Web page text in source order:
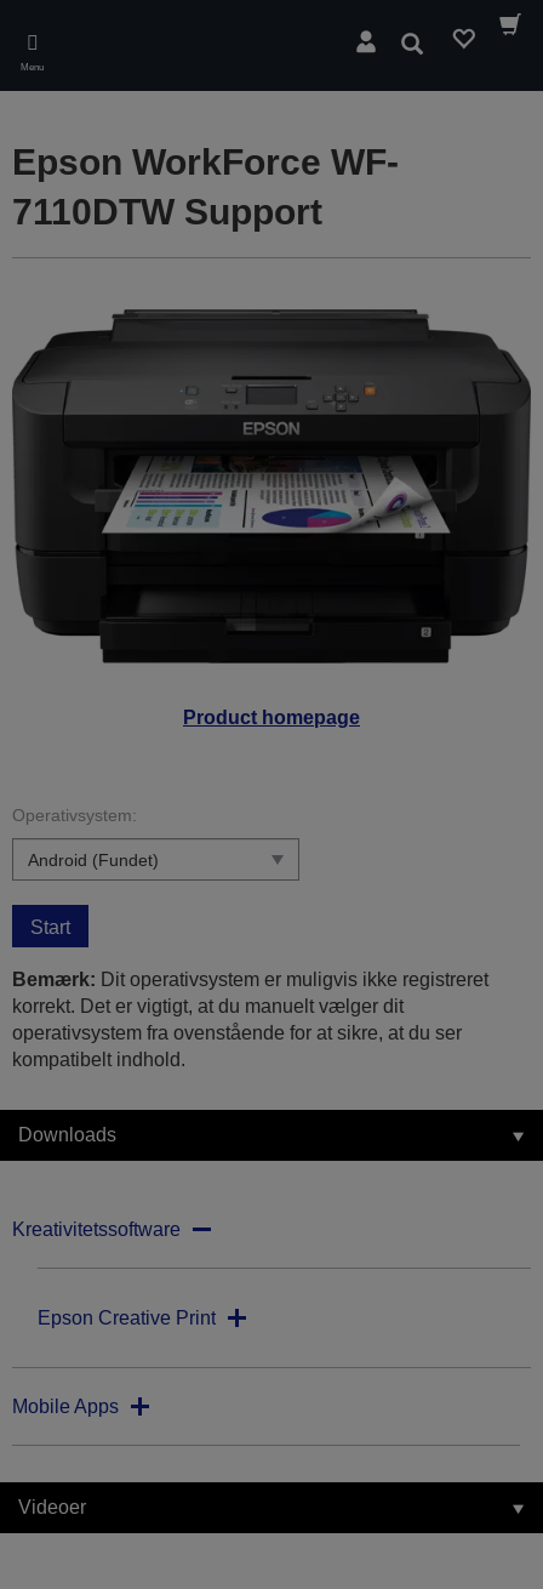
main
content
Menu
Søg
Product homepage
Epson WorkForce WF-
7110DTW Support
Operativsystem:
Start
Bemærk: Dit operativsystem er muligvis ikke registreret
korrekt. Det er vigtigt, at du manuelt vælger dit
operativsystem fra ovenstående for at sikre, at du ser
kompatibelt indhold.
Downloads
Kreativitetssoftware
Epson Creative Print
Mobile Apps
Videoer